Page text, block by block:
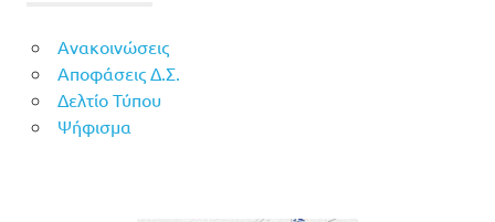
Ανακοινώσεις
Αποφάσεις Δ.Σ.
Δελτίο Τύπου
Ψήφισμα